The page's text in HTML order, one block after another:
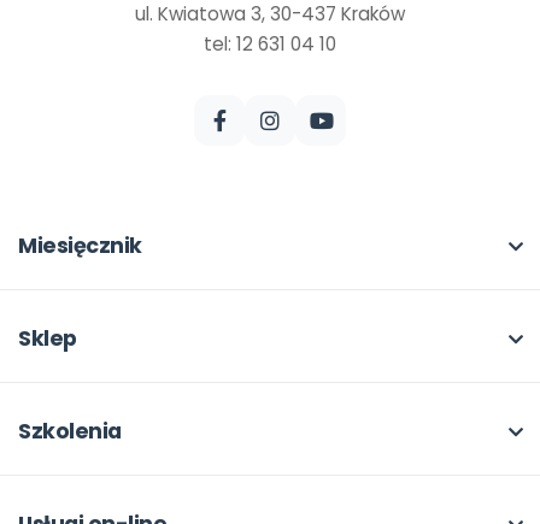
ul. Kwiatowa 3, 30-437 Kraków
tel: 12 631 04 10
Miesięcznik
W numerze
Pomoce dydaktyczne
Sklep
Moje zakupy
Szkolenia